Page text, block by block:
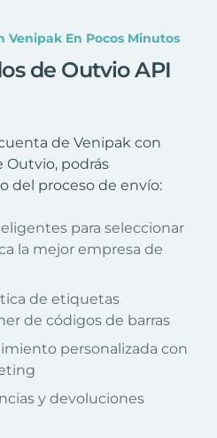
Venipak En Pocos Minutos
de Outvio API
de Venipak con
Outvio, podrás
del proceso de envío:
para seleccionar
la mejor empresa de
de etiquetas
de códigos de barras
personalizada con
y devoluciones